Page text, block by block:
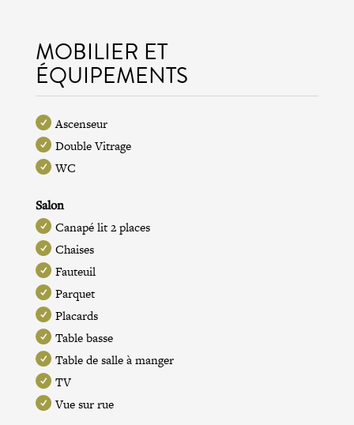
MOBILIER ET
ÉQUIPEMENTS
Ascenseur
Double Vitrage
WC
Salon
Canapé lit 2 places
Chaises
Fauteuil
Parquet
Placards
Table basse
Table de salle à manger
TV
Vue sur rue